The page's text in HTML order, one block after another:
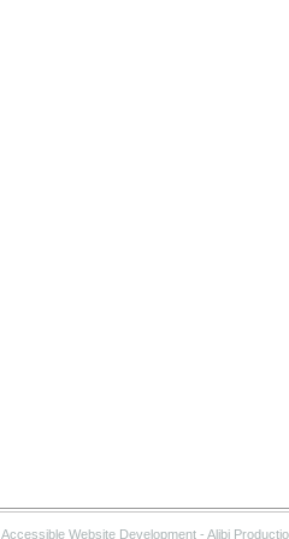
Accessible Website Development - Alibi